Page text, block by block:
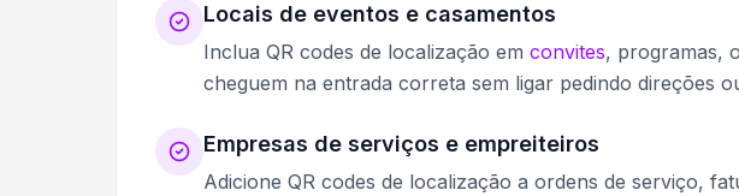
Locais de eventos e casamentos
Inclua QR codes de localização em convites, programas,
cheguem na entrada correta sem ligar pedindo direções
Empresas de serviços e empreiteiros
Adicione QR codes de localização a ordens de serviço,